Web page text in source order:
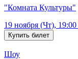
"Комната Культуры"
19 ноября (Чт), 19:00
Шоу